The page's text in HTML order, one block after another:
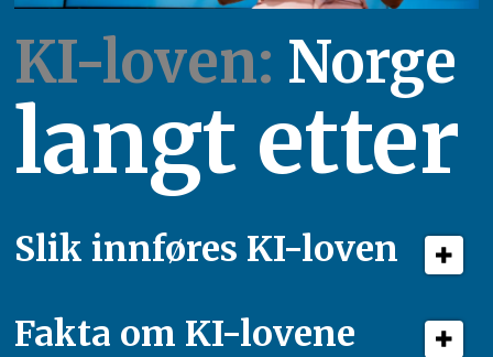
KI-loven: Norge
langt etter
Slik innføres KI-loven
Fakta om KI-lovene